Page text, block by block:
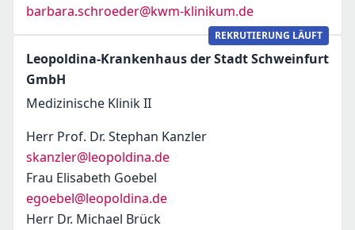
barbara.schroeder@kwm-klinikum.de
REKRUTIERUNG LÄUFT
Leopoldina-Krankenhaus der Stadt Schweinfurt
GmbH
Medizinische Klinik II
Herr Prof. Dr. Stephan Kanzler
skanzler@leopoldina.de
Frau Elisabeth Goebel
egoebel@leopoldina.de
Herr Dr. Michael Brück